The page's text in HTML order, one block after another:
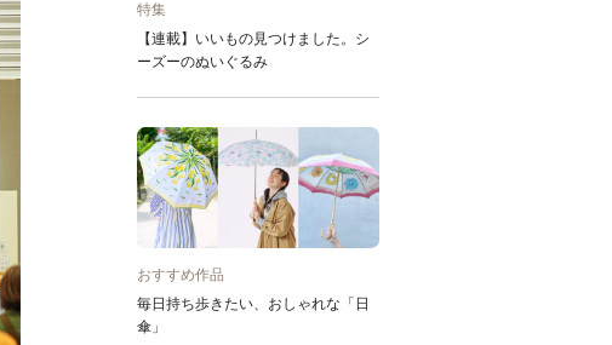
特集
【連載】いいもの見つけました。シ
ーズーのぬいぐるみ
おすすめ作品
毎日持ち歩きたい、おしゃれな「日
傘」